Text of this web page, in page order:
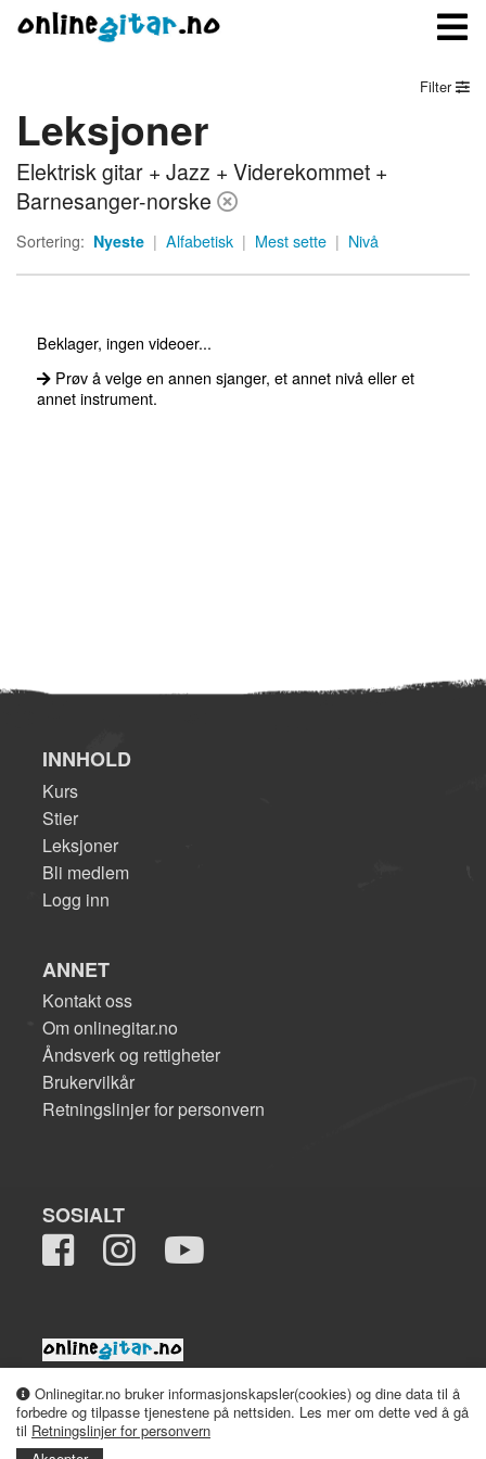
Meny
Logg inn
Bli medlem
Om onlinegitar.no
Filter
Leksjoner
Elektrisk gitar + Jazz + Viderekommet +
Barnesanger-norske
Sortering: Nyeste | Alfabetisk | Mest sette | Nivå
Beklager, ingen videoer...
Prøv å velge en annen sjanger, et annet nivå eller et
annet instrument.
Onlinegitar.no bruker informasjonskapsler(cookies) og dine data til å
forbedre og tilpasse tjenestene på nettsiden. Les mer om dette ved å gå
til Retningslinjer for personvern
INNHOLD
Kurs
Stier
Leksjoner
Bli medlem
Logg inn
ANNET
Kontakt oss
Om onlinegitar.no
Åndsverk og rettigheter
Brukervilkår
Retningslinjer for personvern
SOSIALT
2008-2026 onlinegitar.no